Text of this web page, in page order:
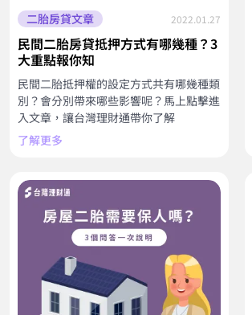
二胎房貸文章 2022.01.27
民間二胎房貸抵押方式有哪幾種？3
大重點報你知
民間二胎抵押權的設定方式共有哪幾種類
別？會分別帶來哪些影響呢？馬上點擊進
入文章，讓台灣理財通帶你了解
了解更多